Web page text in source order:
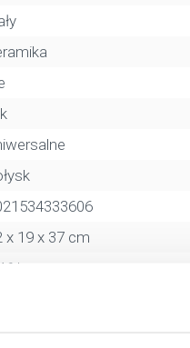
x 19 x 37 cm
kg